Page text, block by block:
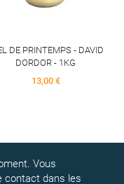
DE PRINTEMPS - DAVID
DORDOR - 1KG
13,00 €
Vous
contact dans les